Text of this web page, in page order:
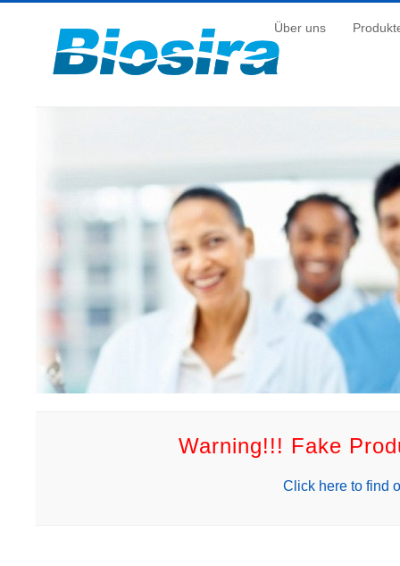
Über uns
Warning!!! Fake
Click here to find